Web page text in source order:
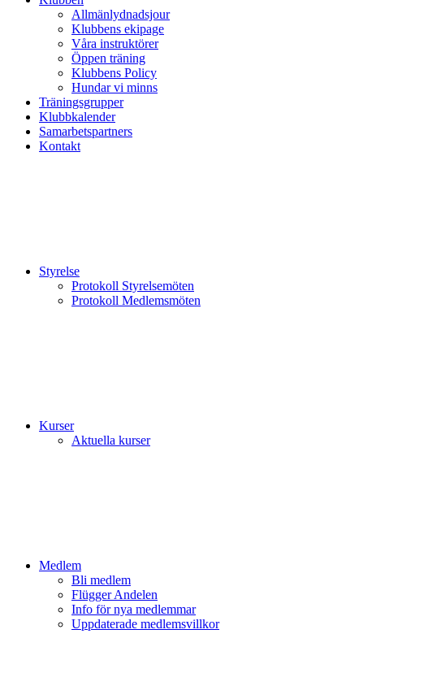
Allmänlydnadsjour
Klubbens ekipage
Våra instruktörer
Öppen träning
Klubbens Policy
Hundar vi minns
Träningsgrupper
Klubbkalender
Samarbetspartners
Kontakt
Styrelse
Protokoll Styrelsemöten
Protokoll Medlemsmöten
Kurser
Aktuella kurser
Medlem
Bli medlem
Flügger Andelen
Info för nya medlemmar
Uppdaterade medlemsvillkor